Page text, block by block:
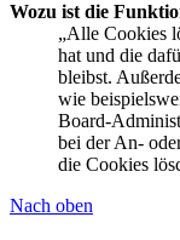
Wozu ist die
„Alle Cookies
hat und die
bleibst.
wie
Board-
bei der An-
die Cookies
Nach oben